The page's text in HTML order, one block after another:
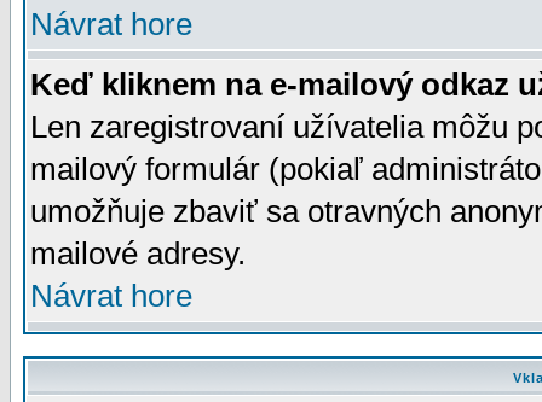
Návrat hore
Keď kliknem na e-mailový odkaz
Len zaregistrovaní užívatelia môžu
mailový formulár (pokiaľ
umožňuje zbaviť sa otravných
mailové adresy.
Návrat hore